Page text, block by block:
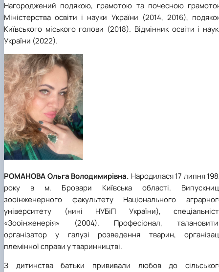
Нагороджений подякою, грамотою та почесною
Міністерства освіти і науки України (2014, 2016),
Київського міського голови (2018). Відмінник освіти і
України (2022).
РОМАНОВА Ольга Володимирівна. Народилася 17 липня
року в м. Бровари Київська області.
зооінженерного факультету Національного
університету (нині НУБіП України),
«Зооінженерія» (2004). Професіонал,
організатор у галузі розведення тварин,
племінної справи у тваринництві.
З дитинства батьки прививали любов до